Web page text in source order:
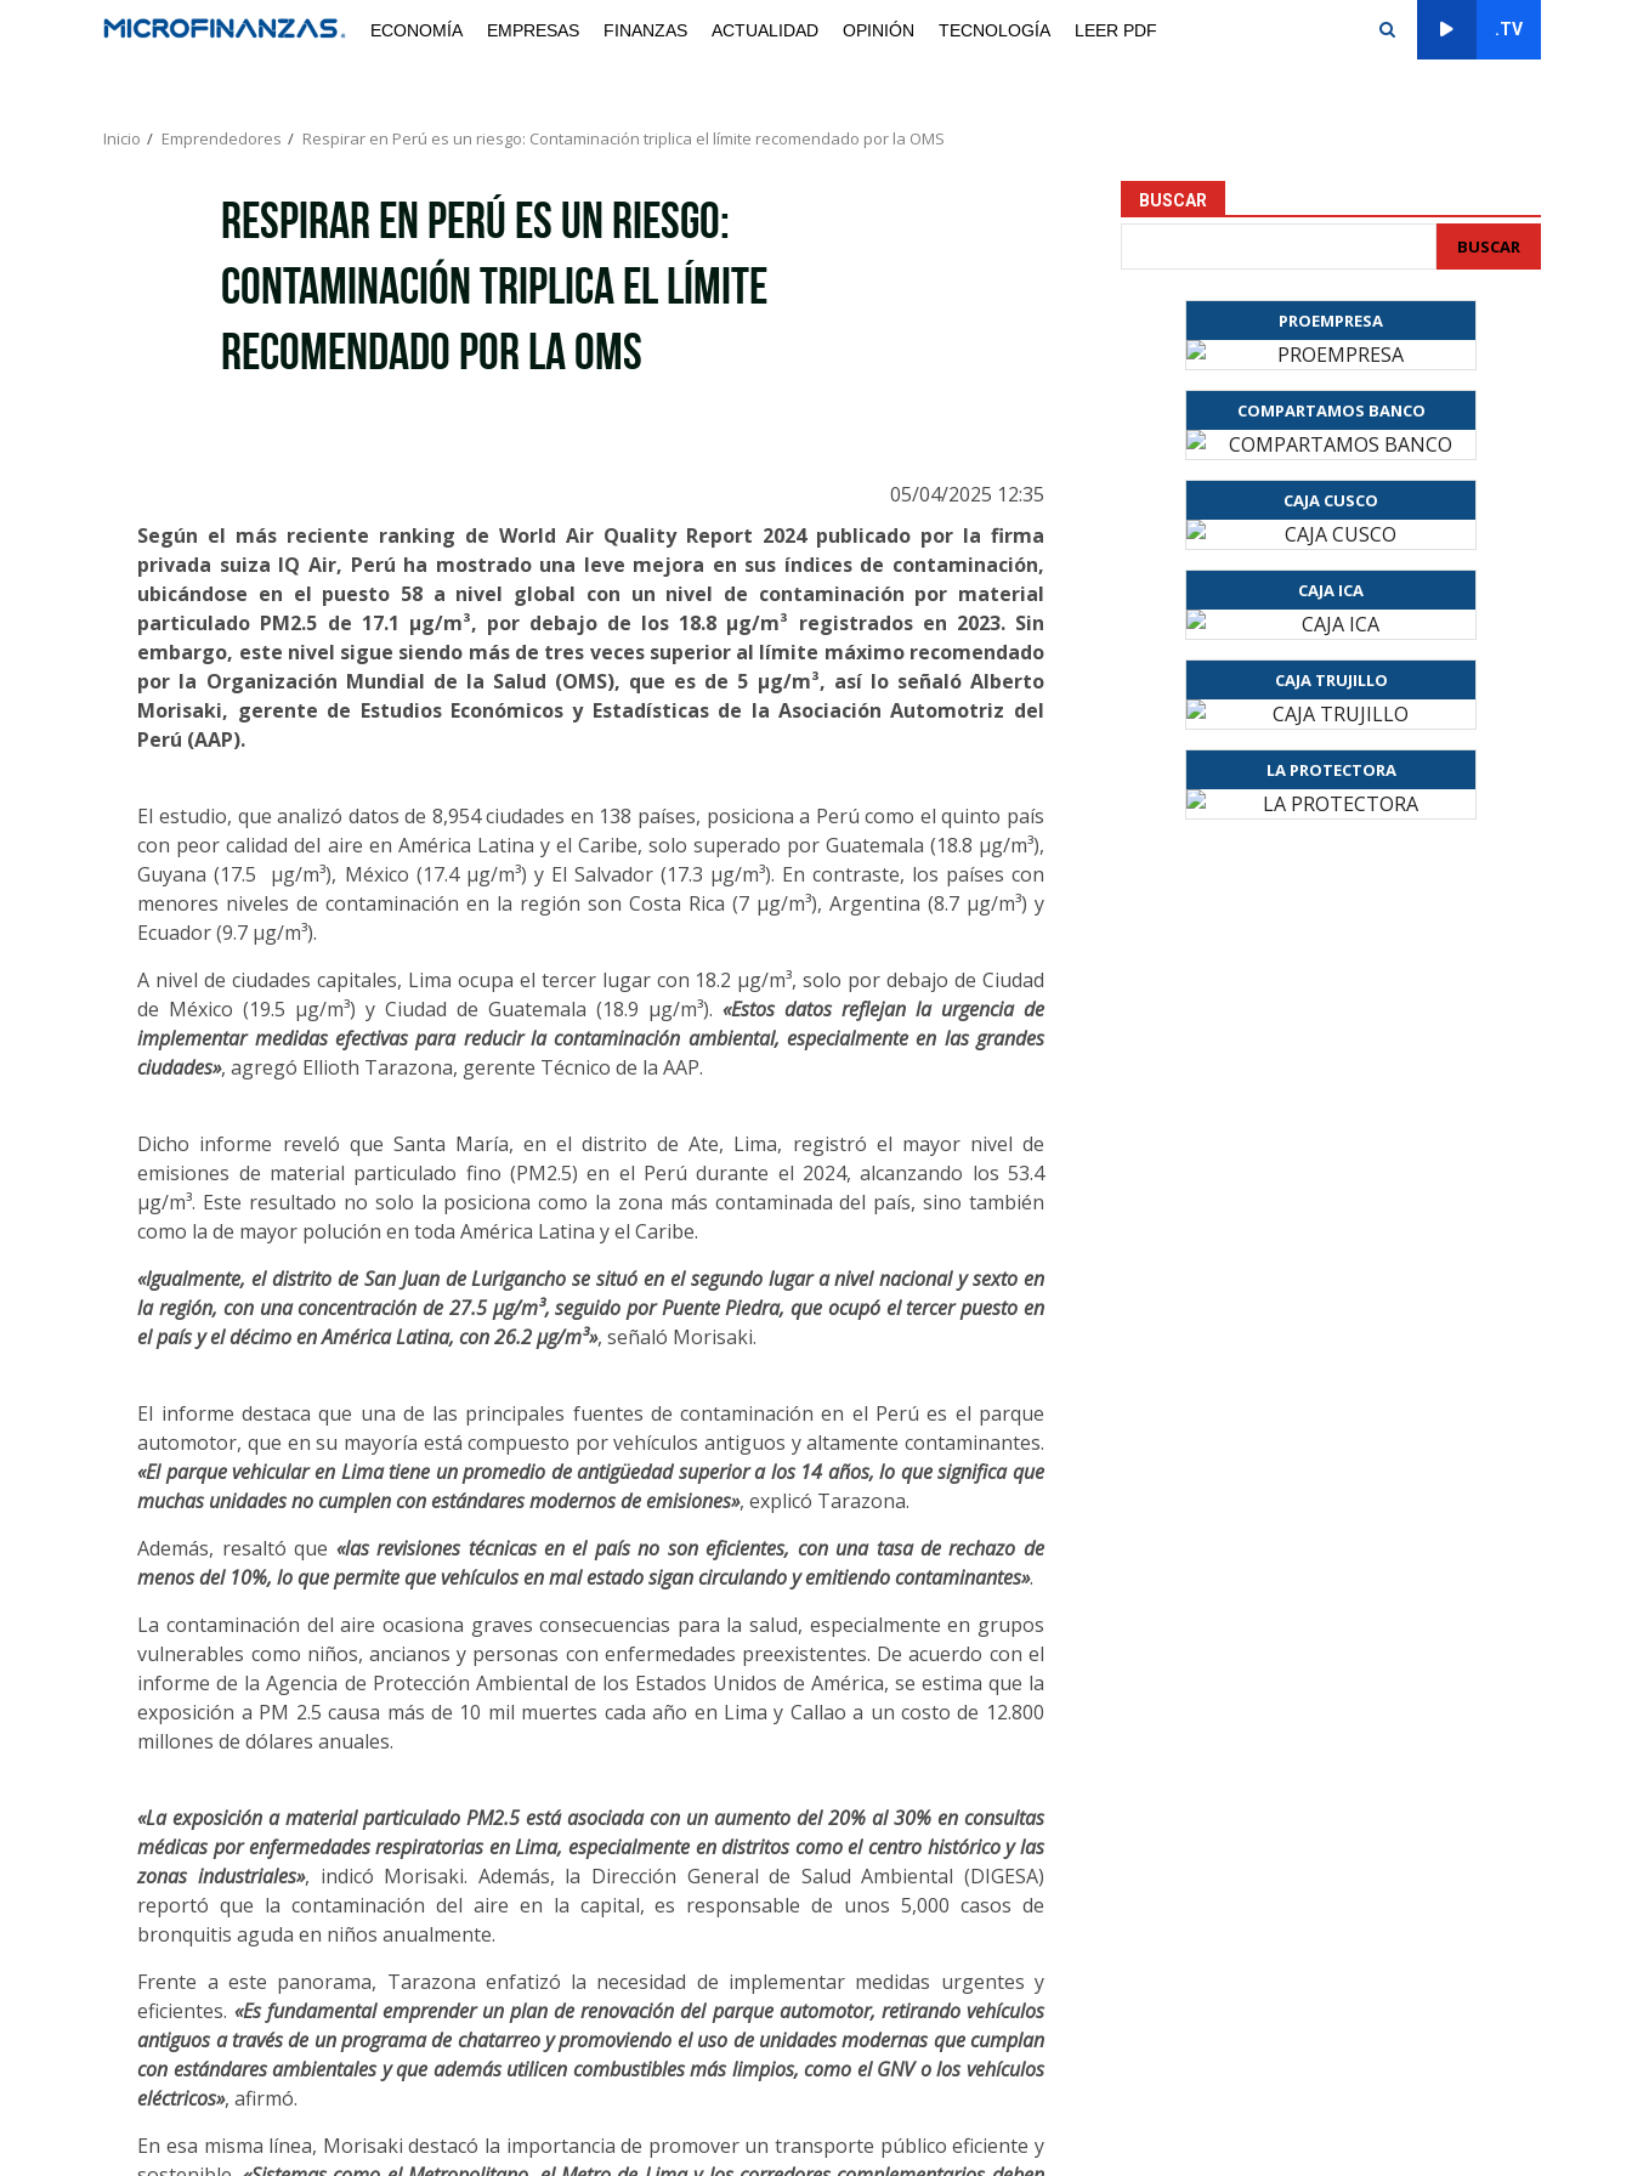
ECONOMÍA EMPRESAS FINANZAS ACTUALIDAD OPINIÓN TECNOLOGÍA LEER PDF .TV
Inicio Emprendedores Respirar en Perú es un riesgo: Contaminación triplica el límite recomendado por la OMS
Respirar en Perú es un riesgo:
Contaminación triplica el límite
recomendado por la OMS
05/04/2025 12:35
Según el más reciente ranking de World Air Quality Report 2024 publicado por la firma
privada suiza IQ Air, Perú ha mostrado una leve mejora en sus índices de contaminación,
ubicándose en el puesto 58 a nivel global con un nivel de contaminación por material
particulado PM2.5 de 17.1 µg/m³, por debajo de los 18.8 µg/m³ registrados en 2023. Sin
embargo, este nivel sigue siendo más de tres veces superior al límite máximo recomendado
por la Organización Mundial de la Salud (OMS), que es de 5 µg/m³, así lo señaló Alberto
Morisaki, gerente de Estudios Económicos y Estadísticas de la Asociación Automotriz del
Perú (AAP).
El estudio, que analizó datos de 8,954 ciudades en 138 países, posiciona a Perú como el quinto país
con peor calidad del aire en América Latina y el Caribe, solo superado por Guatemala (18.8 µg/m³),
Guyana (17.5 µg/m³), México (17.4 µg/m³) y El Salvador (17.3 µg/m³). En contraste, los países con
menores niveles de contaminación en la región son Costa Rica (7 µg/m³), Argentina (8.7 µg/m³) y
Ecuador (9.7 µg/m³).
A nivel de ciudades capitales, Lima ocupa el tercer lugar con 18.2 µg/m³, solo por debajo de Ciudad
de México (19.5 µg/m³) y Ciudad de Guatemala (18.9 µg/m³). «Estos datos reflejan la urgencia de
implementar medidas efectivas para reducir la contaminación ambiental, especialmente en las grandes
ciudades», agregó Ellioth Tarazona, gerente Técnico de la AAP.
Dicho informe reveló que Santa María, en el distrito de Ate, Lima, registró el mayor nivel de
emisiones de material particulado fino (PM2.5) en el Perú durante el 2024, alcanzando los 53.4
µg/m³. Este resultado no solo la posiciona como la zona más contaminada del país, sino también
como la de mayor polución en toda América Latina y el Caribe.
«Igualmente, el distrito de San Juan de Lurigancho se situó en el segundo lugar a nivel nacional y sexto en
la región, con una concentración de 27.5 µg/m³, seguido por Puente Piedra, que ocupó el tercer puesto en
el país y el décimo en América Latina, con 26.2 µg/m³», señaló Morisaki.
El informe destaca que una de las principales fuentes de contaminación en el Perú es el parque
automotor, que en su mayoría está compuesto por vehículos antiguos y altamente contaminantes.
«El parque vehicular en Lima tiene un promedio de antigüedad superior a los 14 años, lo que significa que
muchas unidades no cumplen con estándares modernos de emisiones», explicó Tarazona.
Además, resaltó que «las revisiones técnicas en el país no son eficientes, con una tasa de rechazo de
menos del 10%, lo que permite que vehículos en mal estado sigan circulando y emitiendo contaminantes».
La contaminación del aire ocasiona graves consecuencias para la salud, especialmente en grupos
vulnerables como niños, ancianos y personas con enfermedades preexistentes. De acuerdo con el
informe de la Agencia de Protección Ambiental de los Estados Unidos de América, se estima que la
exposición a PM 2.5 causa más de 10 mil muertes cada año en Lima y Callao a un costo de 12.800
millones de dólares anuales.
«La exposición a material particulado PM2.5 está asociada con un aumento del 20% al 30% en consultas
médicas por enfermedades respiratorias en Lima, especialmente en distritos como el centro histórico y las
zonas industriales», indicó Morisaki. Además, la Dirección General de Salud Ambiental (DIGESA)
reportó que la contaminación del aire en la capital, es responsable de unos 5,000 casos de
bronquitis aguda en niños anualmente.
Frente a este panorama, Tarazona enfatizó la necesidad de implementar medidas urgentes y
eficientes. «Es fundamental emprender un plan de renovación del parque automotor, retirando vehículos
antiguos a través de un programa de chatarreo y promoviendo el uso de unidades modernas que cumplan
con estándares ambientales y que además utilicen combustibles más limpios, como el GNV o los vehículos
eléctricos», afirmó.
En esa misma línea, Morisaki destacó la importancia de promover un transporte público eficiente y
BUSCAR
BUSCAR
PROEMPRESA
COMPARTAMOS BANCO
CAJA CUSCO
CAJA ICA
CAJA TRUJILLO
LA PROTECTORA